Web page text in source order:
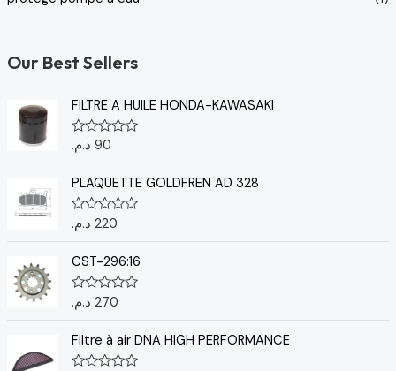
Our Best Sellers
FILTRE A HUILE HONDA-KAWASAKI
N
o
e
s
r
90 د.م.
PLAQUETTE GOLDFREN AD 328
N
o
e
s
r
220 د.م.
CST-296:16
N
o
e
s
270 د.م.
Filtre à air DNA HIGH PERFORMANCE